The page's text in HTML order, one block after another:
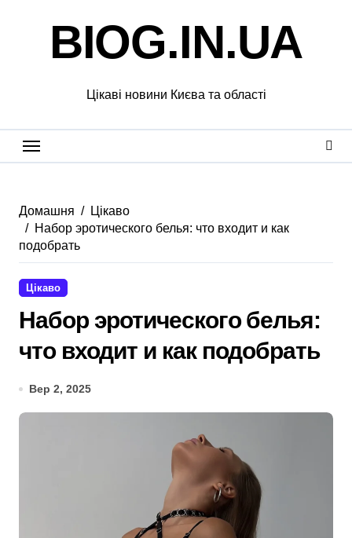
BIOG.IN.UA
Цікаві новини Києва та області
Домашня
Цікаво
Набор эротического белья: что входит и как
подобрать
Цікаво
Набор эротического белья:
что входит и как подобрать
Вер 2, 2025